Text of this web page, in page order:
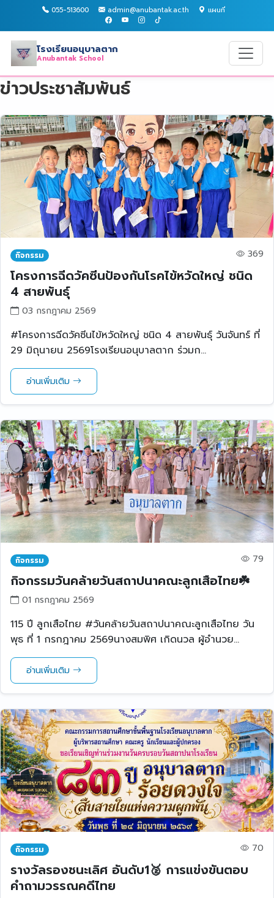
055-513600 admin@anubantak.ac.th แผนที่
โรงเรียนอนุบาลตาก
Anubantak School
ข่าวประชาสัมพันธ์
กิจกรรม 369
โครงการฉีดวัคซีนป้องกันโรคไข้หวัดใหญ่ ชนิด
4 สายพันธุ์
03 กรกฎาคม 2569
#โครงการฉีดวัคซีนไข้หวัดใหญ่ ชนิด 4 สายพันธุ์ วันจันทร์ ที่
29 มิถุนายน 2569โรงเรียนอนุบาลตาก ร่วมก...
อ่านเพิ่มเติม
กิจกรรม 79
กิจกรรมวันคล้ายวันสถาปนาคณะลูกเสือไทย☘️
01 กรกฎาคม 2569
115 ปี ลูกเสือไทย #วันคล้ายวันสถาปนาคณะลูกเสือไทย วัน
พุธ ที่ 1 กรกฎาคม 2569นางสมพิศ เกิดนวล ผู้อำนวย...
อ่านเพิ่มเติม
กิจกรรม 70
รางวัลรองชนะเลิศ อันดับ1🥈 การแข่งขันตอบ
คำถามวรรณคดีไทย